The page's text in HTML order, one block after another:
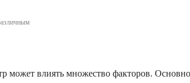
может влиять множество факторов.